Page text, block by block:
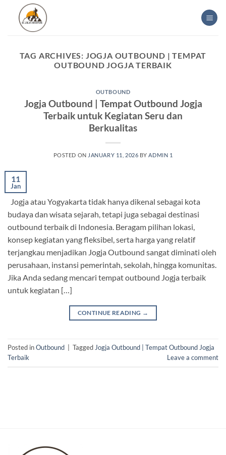
content
TAG ARCHIVES: JOGJA OUTBOUND | TEMPAT
OUTBOUND JOGJA TERBAIK
OUTBOUND
Jogja Outbound | Tempat Outbound Jogja
Terbaik untuk Kegiatan Seru dan
Berkualitas
POSTED ON JANUARY 11, 2026 BY ADMIN 1
11
Jan
Jogja atau Yogyakarta tidak hanya dikenal sebagai kota
budaya dan wisata sejarah, tetapi juga sebagai destinasi
outbound terbaik di Indonesia. Beragam pilihan lokasi,
konsep kegiatan yang fleksibel, serta harga yang relatif
terjangkau menjadikan Jogja Outbound sangat diminati oleh
perusahaan, instansi pemerintah, sekolah, hingga komunitas.
Jika Anda sedang mencari tempat outbound Jogja terbaik
untuk kegiatan […]
CONTINUE READING →
Posted inOutbound Tagged Jogja Outbound | Tempat Outbound Jogja
Terbaik
Leave a comment